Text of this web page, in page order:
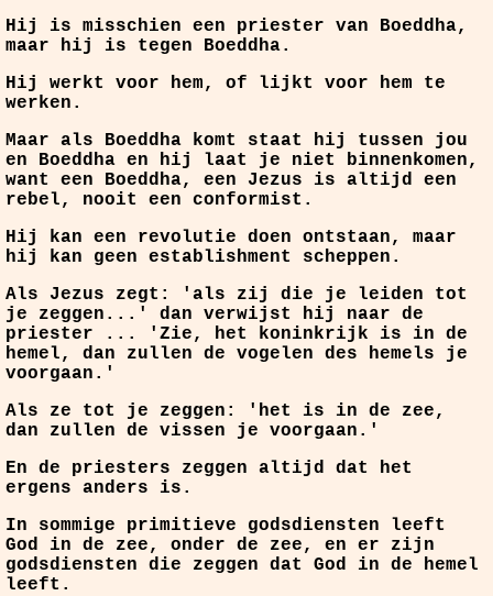
Hij is misschien een priester van Boeddha,
maar hij is tegen Boeddha.
Hij werkt voor hem, of lijkt voor hem te
werken.
Maar als Boeddha komt staat hij tussen jou
en Boeddha en hij laat je niet binnenkomen,
want een Boeddha, een Jezus is altijd een
rebel, nooit een conformist.
Hij kan een revolutie doen ontstaan, maar
hij kan geen establishment scheppen.
Als Jezus zegt: 'als zij die je leiden tot
je zeggen...' dan verwijst hij naar de
priester ... 'Zie, het koninkrijk is in de
hemel, dan zullen de vogelen des hemels je
voorgaan.'
Als ze tot je zeggen: 'het is in de zee,
dan zullen de vissen je voorgaan.'
En de priesters zeggen altijd dat het
ergens anders is.
In sommige primitieve godsdiensten leeft
God in de zee, onder de zee, en er zijn
godsdiensten die zeggen dat God in de hemel
leeft.